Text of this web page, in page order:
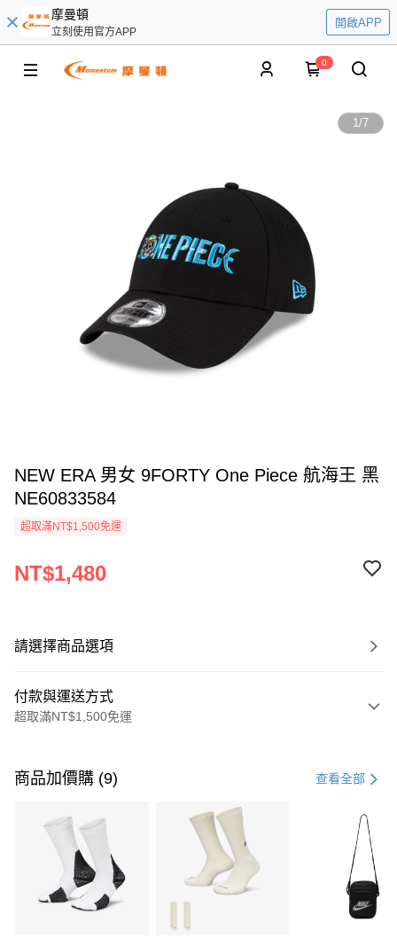
摩曼頓
立刻使用官方APP
開啟APP
0
1/7
NEW ERA 男女 9FORTY One Piece 航海王 黑
NE60833584
超取滿NT$1,500免運
NT$1,480
請選擇商品選項
付款與運送方式
超取滿NT$1,500免運
信用卡一次付款
3 期 0 利率 每期 21家銀行
合作金庫商業銀行
第一商業銀行
華南商業銀行
彰化商業銀行
上海商業儲蓄銀行
Apple Pay
商品加價購 (9) 查看全部